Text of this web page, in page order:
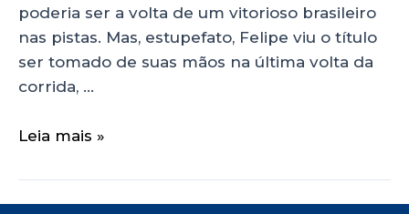
poderia ser a volta de um vitorioso brasileiro
nas pistas. Mas, estupefato, Felipe viu o título
ser tomado de suas mãos na última volta da
corrida, …
Leia mais »